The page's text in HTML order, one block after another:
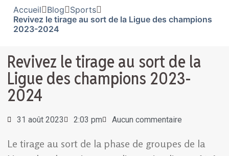
Accueil Blog
Sports
Revivez le tirage au sort de la Ligue des champions
2023-2024
Revivez le tirage au sort de la
Ligue des champions 2023-
2024
31 août 2023 2:03 pm Aucun commentaire
Le tirage au sort de la phase de groupes de la